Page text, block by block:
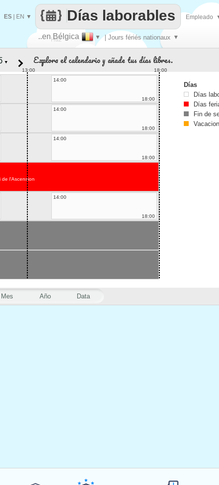
Haz
..en Bélgica ▼ | Jours fériés nationaux ▼
Días laborables
ES EN ▼ Empleado
Mes Año Data
▼ Explora el calendario y añade tus días libres.
13:00
18:00
14:00
18:00
14:00
18:00
14:00
18:00
de l'Ascension
14:00
18:00
Días
Días
Días
Fin de